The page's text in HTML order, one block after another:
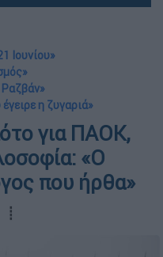
Ιουνίου»
Ραζβάν»
η ζυγαριά»
για ΠΑΟΚ,
«Ο
που ήρθα»
┋